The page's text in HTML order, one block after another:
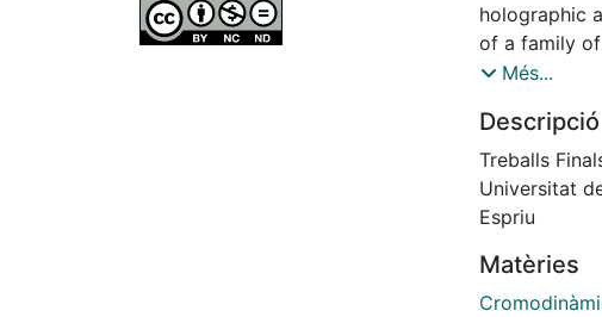
holographic
of a family
usual
of the Hard-
Més...
Descripció
Treballs
Universitat
Espriu
Matèries